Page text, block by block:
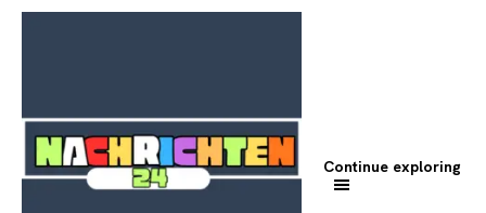
Continue exploring